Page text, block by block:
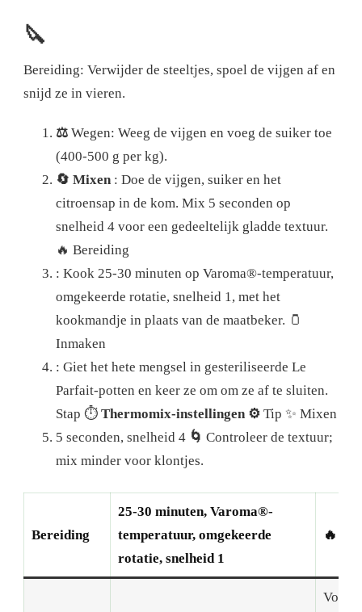
🔪
Bereiding: Verwijder de steeltjes, spoel de vijgen af ​​en
snijd ze in vieren.
⚖️ Wegen: Weeg de vijgen en voeg de suiker toe
(400-500 g per kg).
🔄 Mixen: Doe de vijgen, suiker en het
citroensap in de kom. Mix 5 seconden op
snelheid 4 voor een gedeeltelijk gladde textuur.
🔥 Bereiding
: Kook 25-30 minuten op Varoma®-temperatuur,
omgekeerde rotatie, snelheid 1, met het
kookmandje in plaats van de maatbeker. 🫙
Inmaken
: Giet het hete mengsel in gesteriliseerde Le
Parfait-potten en keer ze om om ze af te sluiten.
Stap ⏱️ Thermomix-instellingen ⚙️ Tip ✨ Mixen
5 seconden, snelheid 4 🌀 Controleer de textuur;
mix minder voor klontjes.
Bereiding
25-30 minuten, Varoma®-
temperatuur, omgekeerde
rotatie, snelheid 1
🔥
Voor